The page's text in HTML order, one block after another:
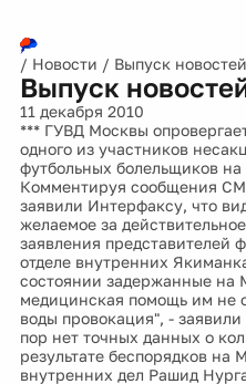
/ Новости / Выпуск новостей
Выпуск
11 декабря 2010
*** ГУВД Москвы
одного из участников
футбольных болельщиков
Комментируя сообщения
заявили Интерфаксу, что
желаемое за
заявления представителей
отделе внутренних
состоянии задержанные
медицинская помощь им не
воды провокация", -
пор нет точных данных о
результате беспорядков
внутренних дел Рашид